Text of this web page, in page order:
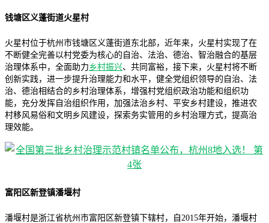
钱塘区义蓬街道火星村
火星村位于杭州市钱塘区义蓬街道东北部，近年来，火星村实现了在
不断健全完善以村党委为核心的自治、法治、德治、智治融合的基层
治理体系中，全面助力乡村振兴、共同富裕，接下来，火星村将不断
创新实践，进一步提升治理能力和水平，健全党组织领导的自治、法
治、德治相结合的乡村治理体系，增强村党组织政治功能和组织功
能，充分发挥自治组织作用，加强法治乡村、平安乡村建设，推进农
村移风易俗和文明乡风建设，探索务实管用的乡村治理方式，提高治
理效能。
富阳区新登镇潘堰村
潘堰村是浙江省杭州市富阳区新登镇下辖村，自2015年开始，潘堰村